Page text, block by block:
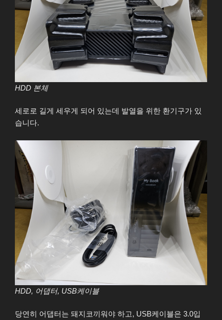
HDD 본체
세로로 길게 세우게 되어 있는데 발열을 위한 환기구가 있
습니다.
HDD, 어댑터, USB케이블
당연히 어댑터는 돼지코끼워야 하고, USB케이블은 3.0입